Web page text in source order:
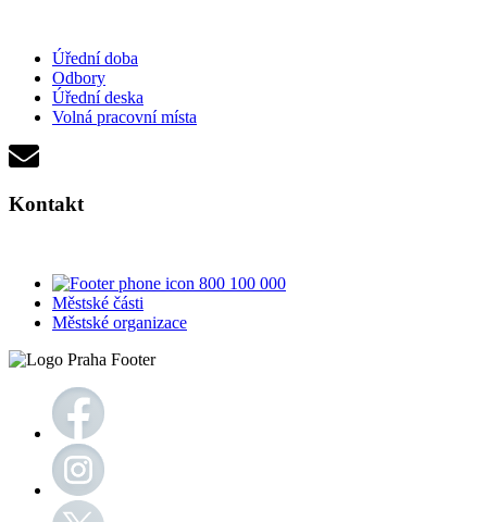
Úřední doba
Odbory
Úřední deska
Volná pracovní místa
Kontakt
800 100 000
Městské části
Městské organizace